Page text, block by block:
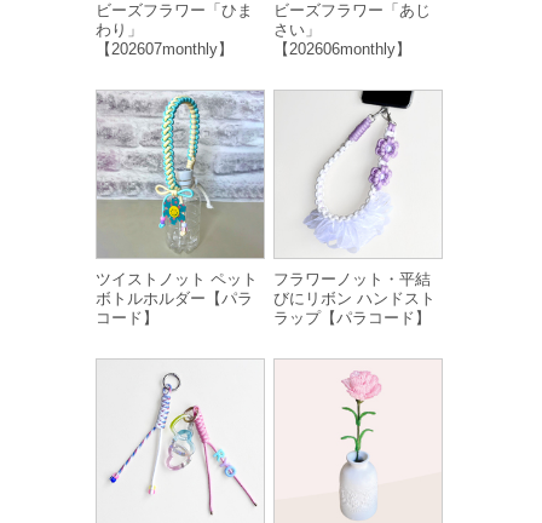
ビーズフラワー「ひま
わり」
【202607monthly】
ビーズフラワー「あじ
さい」
【202606monthly】
ツイストノット ペット
ボトルホルダー【パラ
コード】
フラワーノット・平結
びにリボン ハンドスト
ラップ【パラコード】